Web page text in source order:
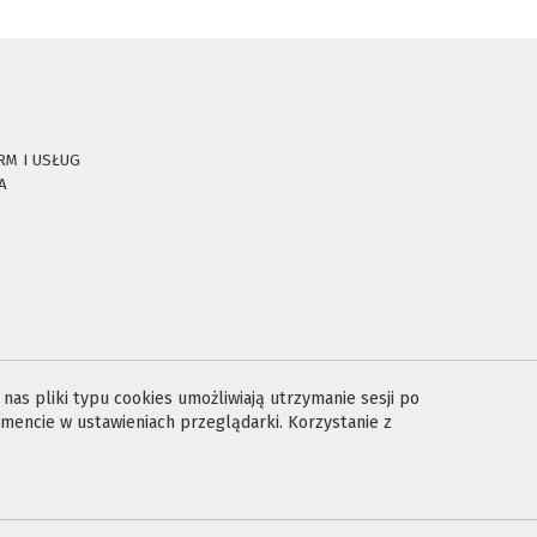
I USŁUG
pliki typu cookies umożliwiają utrzymanie sesji po
w ustawieniach przeglądarki. Korzystanie z